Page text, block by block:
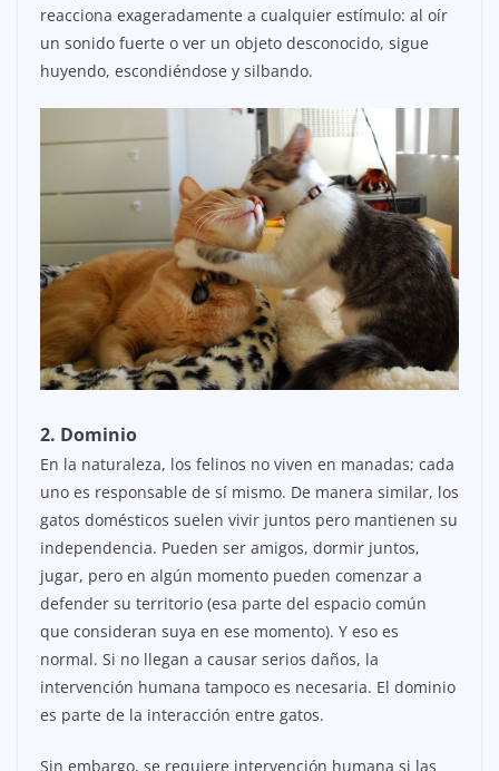
reacciona exageradamente a cualquier estímulo: al oír
un sonido fuerte o ver un objeto desconocido, sigue
huyendo, escondiéndose y silbando.
2. Dominio
En la naturaleza, los felinos no viven en manadas; cada
uno es responsable de sí mismo. De manera similar, los
gatos domésticos suelen vivir juntos pero mantienen su
independencia. Pueden ser amigos, dormir juntos,
jugar, pero en algún momento pueden comenzar a
defender su territorio (esa parte del espacio común
que consideran suya en ese momento). Y eso es
normal. Si no llegan a causar serios daños, la
intervención humana tampoco es necesaria. El dominio
es parte de la interacción entre gatos.
Sin embargo, se requiere intervención humana si las